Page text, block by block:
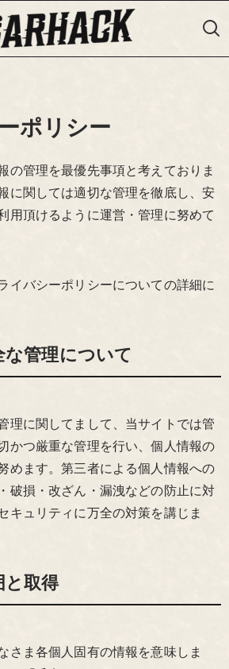
ポリシー
の管理を最優先事項と考えておりま
に関しては適切な管理を徹底し、安
用頂けるように運営・管理に努めて
イバシーポリシーについての詳細に
管理について
理に関してまして、当サイトでは管
かつ厳重な管理を行い、個人情報の
めます。第三者による個人情報への
破損・改ざん・漏洩などの防止に対
キュリティに万全の対策を講じま
と取得
さま各個人固有の情報を意味しま